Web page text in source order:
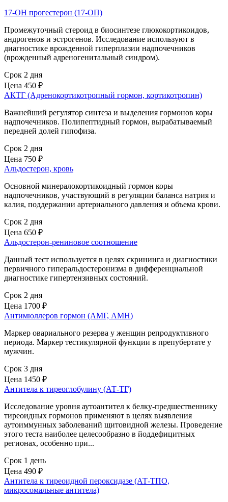
17-ОН прогестерон (17-ОП)
Промежуточный стероид в биосинтезе глюкокортикоидов,
андрогенов и эстрогенов. Исследование используют в
диагностике врожденной гиперплазии надпочечников
(врожденный адреногенитальный синдром).
Срок 2 дня
Цена 450 ₽
АКТГ (Адренокортикотропный гормон, кортикотропин)
Важнейший регулятор синтеза и выделения гормонов коры
надпочечников. Полипептидный гормон, вырабатываемый
передней долей гипофиза.
Срок 2 дня
Цена 750 ₽
Альдостерон, кровь
Основной минералокортикоидный гормон коры
надпочечников, участвующий в регуляции баланса натрия и
калия, поддержании артериального давления и объема крови.
Срок 2 дня
Цена 650 ₽
Альдостерон-рениновое соотношение
Данный тест используется в целях скрининга и диагностики
первичного гиперальдостеронизма в дифференциальной
диагностике гипертензивных состояний.
Срок 2 дня
Цена 1700 ₽
Антимюллеров гормон (АМГ, AMH)
Маркер овариального резерва у женщин репродуктивного
периода. Маркер тестикулярной функции в препубертате у
мужчин.
Срок 3 дня
Цена 1450 ₽
Антитела к тиреоглобулину (АТ-ТГ)
Исследование уровня аутоантител к белку-предшественнику
тиреоидных гормонов применяют в целях выявления
аутоиммунных заболеваний щитовидной железы. Проведение
этого теста наиболее целесообразно в йоддефицитных
регионах, особенно при...
Срок 1 день
Цена 490 ₽
Антитела к тиреоидной пероксидазе (АТ-ТПО,
микросомальные антитела)